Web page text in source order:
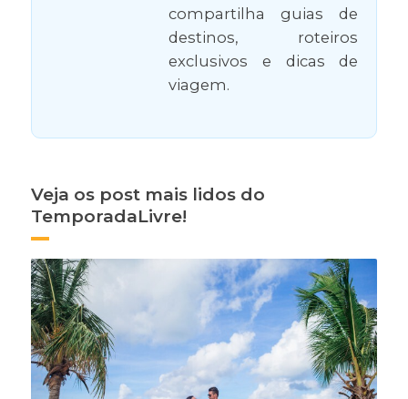
compartilha guias de
destinos, roteiros
exclusivos e dicas de
viagem.
Veja os post mais lidos do
TemporadaLivre!